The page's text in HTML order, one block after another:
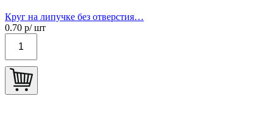
Круг на липучке без отверстия…
0.70 р/ шт